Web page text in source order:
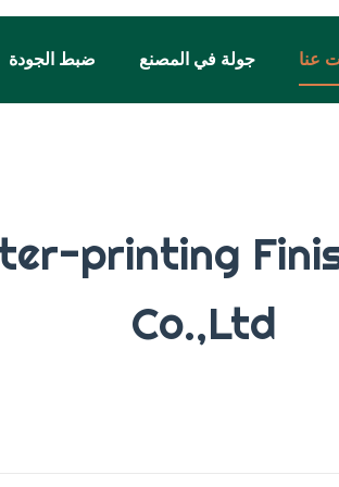
عنا جولة في المصنع ضبط الجودة
printing
Co.,Ltd